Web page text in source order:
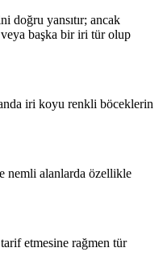
doğru yansıtır; ancak
başka bir iri tür olup
iri koyu renkli böceklerin
nemli alanlarda özellikle
etmesine rağmen tür